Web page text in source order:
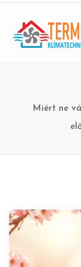
Miért ne